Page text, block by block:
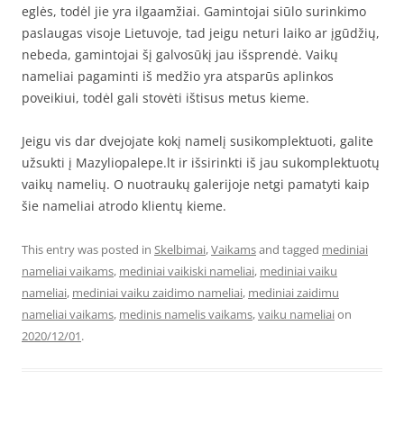
eglės, todėl jie yra ilgaamžiai. Gamintojai siūlo surinkimo
paslaugas visoje Lietuvoje, tad jeigu neturi laiko ar įgūdžių,
nebeda, gamintojai šį galvosūkį jau išsprendė. Vaikų
nameliai pagaminti iš medžio yra atsparūs aplinkos
poveikiui, todėl gali stovėti ištisus metus kieme.
Jeigu vis dar dvejojate kokį namelį susikomplektuoti, galite
užsukti į Mazyliopalepe.lt ir išsirinkti iš jau sukomplektuotų
vaikų namelių. O nuotraukų galerijoje netgi pamatyti kaip
šie nameliai atrodo klientų kieme.
This entry was posted in Skelbimai,Vaikamsand tagged mediniai
nameliai vaikams, mediniai vaikiski nameliai, mediniai vaiku
nameliai, mediniai vaiku zaidimo nameliai, mediniai zaidimu
nameliai vaikams, medinis namelis vaikams,vaiku nameliaion
2020/12/01.